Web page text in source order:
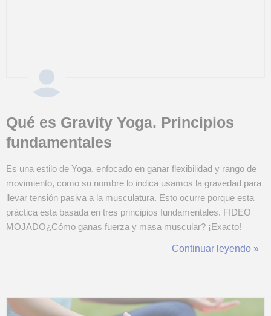
Qué es Gravity Yoga. Principios
fundamentales
Es una estilo de Yoga, enfocado en ganar flexibilidad y rango de
movimiento, como su nombre lo indica usamos la gravedad para
llevar tensión pasiva a la musculatura. Esto ocurre porque esta
práctica esta basada en tres principios fundamentales. FIDEO
MOJADO¿Cómo ganas fuerza y masa muscular? ¡Exacto!
repetitiva, el músculo empieza a crecer y fortalecerse, lo
Continuar leyendo »